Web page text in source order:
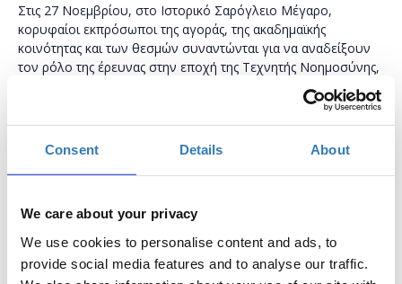
Consent Details About
We care about your privacy
We use cookies to personalise content and ads, to
provide social media features and to analyse our traffic.
Στις 27 Νοεμβρίου, στο Ιστορικό Σαρόγλειο Μέγαρο,
κορυφαίοι εκπρόσωποι της αγοράς, της ακαδημαϊκής
κοινότητας και των θεσμών συναντώνται για να αναδείξουν
τον ρόλο της έρευνας στην εποχή της Τεχνητής Νοημοσύνης,
των Big Data και του ESG. Το πρόγραμμα περιλαμβάνει
κεντρικές ομιλίες, θεματικές συνεδρίες και success stories από
επιχειρήσεις που αξιοποίησαν την έρευνα για στρατηγική
ανάπτυξη.
Συζητούνται κρίσιμα ζητήματα όπως η ποιότητα δεδομένων,
προκλήσεις.
Το MINDS προσφέρει ουσιαστική δικτύωση με decision
makers και opinion leaders, και αποτελεί σημείο αναφοράς για
όσους σχεδιάζουν το μέλλον της επικοινωνίας, της